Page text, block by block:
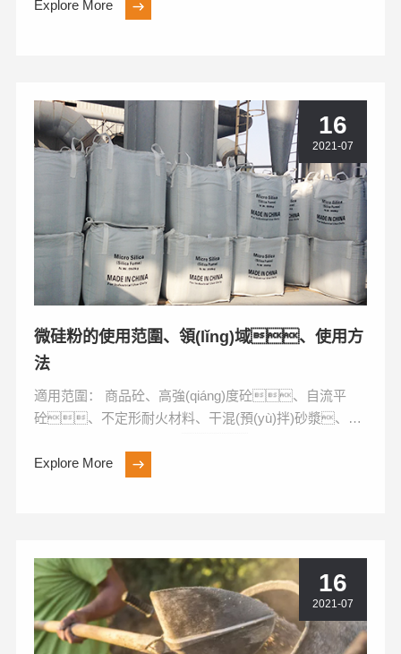
業(yè)地...
Explore More
16
2021-07
微硅粉的使用范圍、領(lǐng)域、使用方
法
適用范圍： 商品砼、高強(qiáng)度砼、自流平
砼、不定形耐火材料、干混(預(yù)拌)砂漿、高
Explore More
16
2021-07